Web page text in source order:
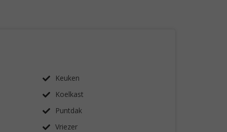
Keuken
Koelkast
Puntdak
Vriezer